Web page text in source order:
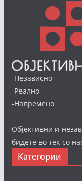
-Независно
-Реално
-Навремено
Објективни и
бидете во тек со
Категории